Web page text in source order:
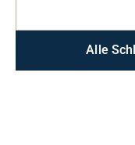
Alle